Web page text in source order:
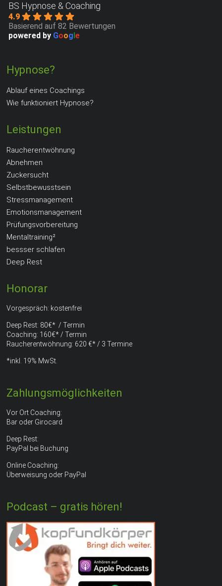
BS Hypnose & Coaching
4.9
Basierend auf 82 Bewertungen
powered by Google
Hypnose?
Ablauf eines Coachings
Wie funktioniert Hypnose?
Leistungen
Raucherentwöhnung
Abnehmen
Zuckersucht
Selbstbewusstsein
Stressmanagement
Emotionsmanagement
Prüfungsvorbereitung
Mentaltraining²
bessser schlafen
Deep Rest
Honorar
Vorgespräch: kostenfrei
Deep Rest: 80€* / Termin
Coaching: 160€* / Termin
Raucherentwöhnung: 620 €* / 3 Termine
*inkl. 19% MwSt.
Zahlungsmöglichkeiten
Vor Ort Coaching:
Bar oder Girocard
Deep Rest:
PayPal bei Buchung
Online Coaching:
Überweisung oder PayPal
Podcast – gratis hören!